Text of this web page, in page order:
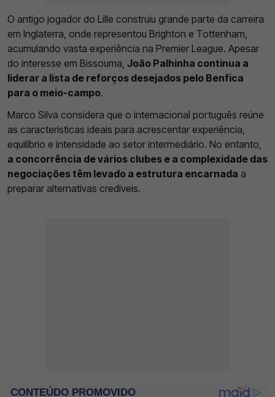
O antigo jogador do Lille construiu grande parte da carreira
em Inglaterra, onde representou Brighton e Tottenham,
acumulando vasta experiência na Premier League. Apesar
do interesse em Bissouma, João Palhinha continua a
liderar a lista de reforços desejados pelo Benfica
para o meio-campo.
Marco Silva considera que o internacional português reúne
as características ideais para acrescentar experiência,
equilíbrio e intensidade ao setor intermediário. No entanto,
a concorrência de vários clubes e a complexidade das
negociações têm levado a estrutura encarnada a
preparar alternativas credíveis.